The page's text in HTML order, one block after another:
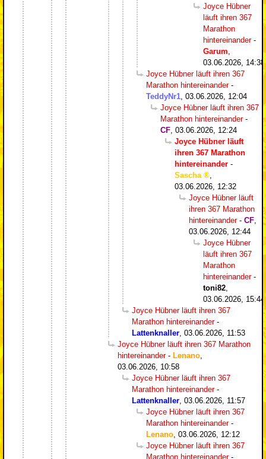
Joyce Hübner
läuft ihren 367
Marathon
hintereinander-
Garum
03.06.2026, 14:38
Joyce Hübner läuft ihren 367
Marathon hintereinander-
TeddyNr1 03.06.2026, 12:04
Joyce Hübner läuft ihren 367
Marathon hintereinander-
CF 03.06.2026, 12:24
Joyce Hübner läuft
ihren 367 Marathon
hintereinander -
Sascha
03.06.2026, 12:32
Joyce Hübner läuft
ihren 367 Marathon
hintereinander- CF
03.06.2026, 12:44
Joyce Hübner
läuft ihren 367
Marathon
hintereinander-
toni82
03.06.2026, 15:44
Joyce Hübner läuft ihren 367
Marathon hintereinander-
Lattenknaller 03.06.2026, 11:53
Joyce Hübner läuft ihren 367 Marathon
hintereinander- Lenano
03.06.2026, 10:58
Joyce Hübner läuft ihren 367
Marathon hintereinander-
Lattenknaller 03.06.2026, 11:57
Joyce Hübner läuft ihren 367
Marathon hintereinander-
Lenano 03.06.2026, 12:12
Joyce Hübner läuft ihren 367
Marathon hintereinander-